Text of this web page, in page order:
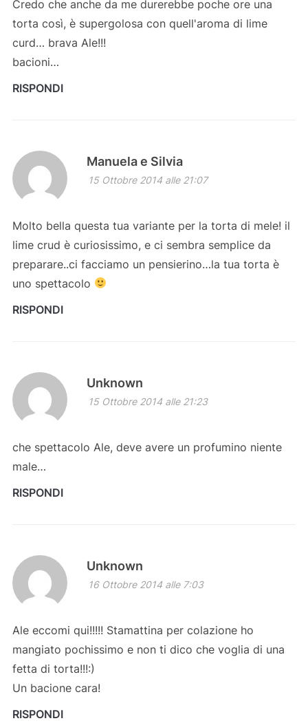
Credo che anche da me durerebbe poche ore una
torta così, è supergolosa con quell'aroma di lime
curd… brava Ale!!!
bacioni…
RISPONDI
Manuela e Silvia
15 Ottobre 2014 alle 21:07
Molto bella questa tua variante per la torta di mele! il
lime crud è curiosissimo, e ci sembra semplice da
preparare..ci facciamo un pensierino…la tua torta è
uno spettacolo
RISPONDI
Unknown
15 Ottobre 2014 alle 21:23
che spettacolo Ale, deve avere un profumino niente
male…
RISPONDI
Unknown
16 Ottobre 2014 alle 7:03
Ale eccomi qui!!!!! Stamattina per colazione ho
mangiato pochissimo e non ti dico che voglia di una
fetta di torta!!!:)
Un bacione cara!
RISPONDI